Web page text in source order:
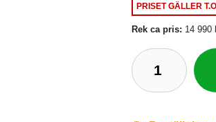
PRISET GÄLLER
Rek ca pris: 14 990